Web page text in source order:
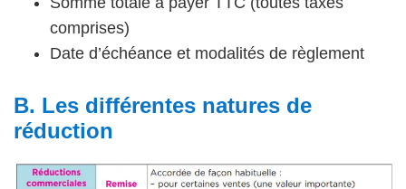
comprises)
Date d’échéance et modalités de règlement
B. Les différentes natures de
réduction